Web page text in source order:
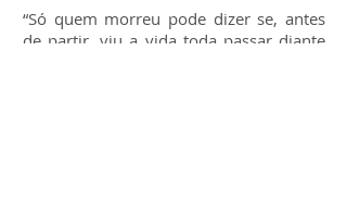
“Só quem morreu pode dizer se, antes
de partir, viu a vida toda passar diante